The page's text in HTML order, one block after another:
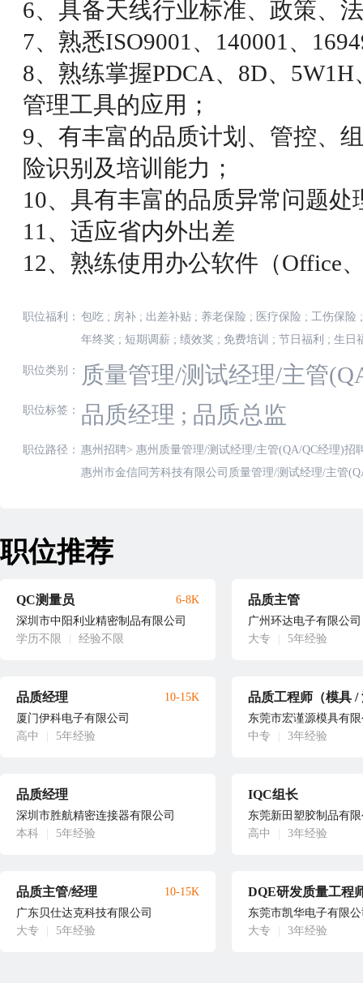
6、具备天线行业标准、政策、
7、熟悉ISO9001、140001、
8、熟练掌握PDCA、8D、
管理工具的应用；
9、有丰富的品质计划、管控、
险识别及培训能力；
10、具有丰富的品质异常问题处
11、适应省内外出差
12、熟练使用办公软件（Office
职位福利： 包吃 ; 房补 ; 出差补贴 ; 养老保险 ; 医疗保险 ; 工伤保险 ;
年终奖 ; 短期调薪 ; 绩效奖 ; 免费培训 ; 节日福利 ; 生日
职位类别： 质量管理/测试经理/主管
职位标签： 品质经理 ; 品质总监
职位路径： 惠州招聘> 惠州质量管理/测试经理/主管(QA/QC经理)招
惠州市金信同芳科技有限公司质量管理/测试经理/主管
职位推荐
QC测量员
深圳市中阳利业精密制品有限公司
学历不限
经验不限
6-8K 品质主管
广州环达电子有限公司
大专
5年经验
品质经理
厦门伊科电子有限公司
高中
5年经验
10-15K
东莞市宏谨源模具有
中专
3年经验
品质经理
深圳市胜航精密连接器有限公司
本科
5年经验
IQC组长
东莞新田塑胶制品有
高中
3年经验
品质主管/经理
广东贝仕达克科技有限公司
大专
5年经验
10-15K DQE研发质量工程
东莞市凯华电子有限
大专
3年经验